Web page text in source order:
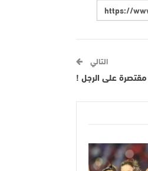
التالي
على الرجل !